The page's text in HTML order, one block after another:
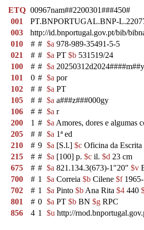
ETQ 00967nam##2200301###450#
001
PT.BNPORTUGAL.BNP-
003
http://id.bnportugal.gov.pt/bib/
010
# # $a 978-989-35491-5-5
021
# # $a PT $b 531519/24
100
# # $a
101
0 # $a por
102
# # $a PT
105
# # $a a###z###000gy
106
# # $a r
200
1 # $a Amores, dores e algumas
205
# # $a 1ª ed
210
# 9 $a [S.l.] $c Oficina da Escrita
215
# # $a [100] p. $c il. $d 23 cm
675
# # $a 821.134.3(673)-1"20" $v
700
# 1 $a Correia $b Cilene $f1965-
702
# 1 $a Pinto $b Ana Rita $4 440
801
# 0 $a PT $b BN $g RPC
856
4 1 $u http://